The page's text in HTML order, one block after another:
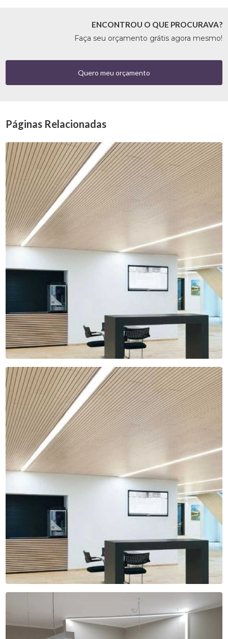
ENCONTROU O QUE PROCURAVA?
Faça seu orçamento grátis agora mesmo!
Quero meu orçamento
Páginas Relacionadas